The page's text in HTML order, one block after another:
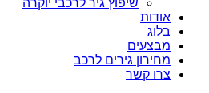
אודות
בלוג
מבצעים
מחירון גירים לרכב
צרו קשר